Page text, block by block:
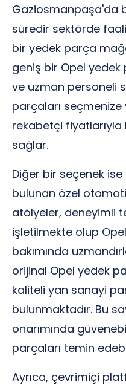
Gaziosmanpaşa'da
süredir sektörde
bir yedek parça
geniş bir Opel
ve uzman personeli
parçaları seçmenize
rekabetçi fiyatlarıyla
sağlar.
Diğer bir seçenek
bulunan özel
atölyeler, deneyimli
işletilmekte olup
bakımında
orijinal Opel yedek
kaliteli yan sanayi
bulunmaktadır. Bu
onarımında
parçaları temin
Ayrıca, çevrimiçi